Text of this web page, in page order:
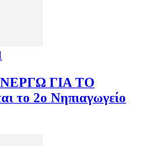
ΓΙΑ ΤΟ
το 2ο Νηπιαγωγείο